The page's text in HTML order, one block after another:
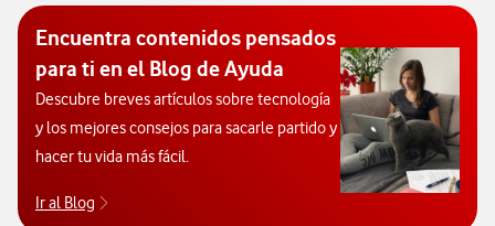
Encuentra contenidos pensados
para ti en el Blog de Ayuda
Descubre breves artículos sobre tecnología
y los mejores consejos para sacarle partido y
hacer tu vida más fácil.
Ir al Blog